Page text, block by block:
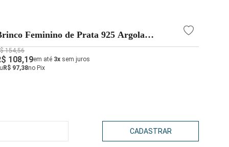
Feminino de Prata 925 Argola
Larga 38mm
154,56
108,19em até 3x sem juros
R$ 97,38no Pix
CADASTRAR